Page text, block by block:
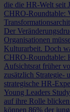
die die HR-Welt seit
CHRO-Roundtable:
Der
Organisationen
Kulturarbeit. Doch
CHRO-Roundtable:
Aufsichtsrat früher
zusätzlich Strategie-
strategische HR-
Young Leaders
auf ihre Rolle
können 86% der